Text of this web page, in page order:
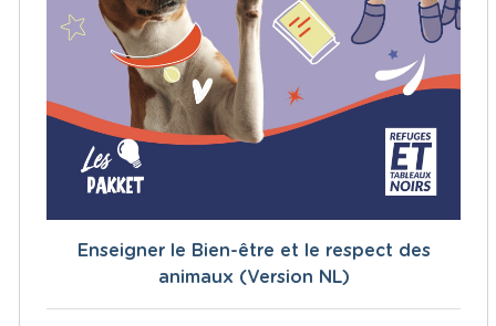
Enseigner le Bien-être et le respect des
animaux (Version NL)